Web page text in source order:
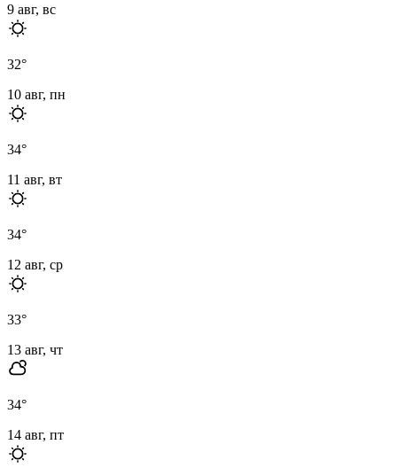
9 авг, вс
32°
10 авг, пн
34°
11 авг, вт
34°
12 авг, ср
33°
13 авг, чт
34°
14 авг, пт